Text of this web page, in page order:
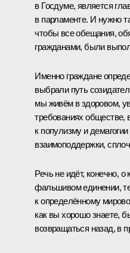
в Госдуме, является
в парламенте. И нужно
чтобы все обещания,
гражданами, были
Именно граждане
выбрали путь
мы живём в здоровом,
требованиях обществе,
к популизму и
взаимоподдержки,
Речь не идёт, конечно, о
фальшивом единении,
к определённому
как вы хорошо знаете,
возвращаться назад, в